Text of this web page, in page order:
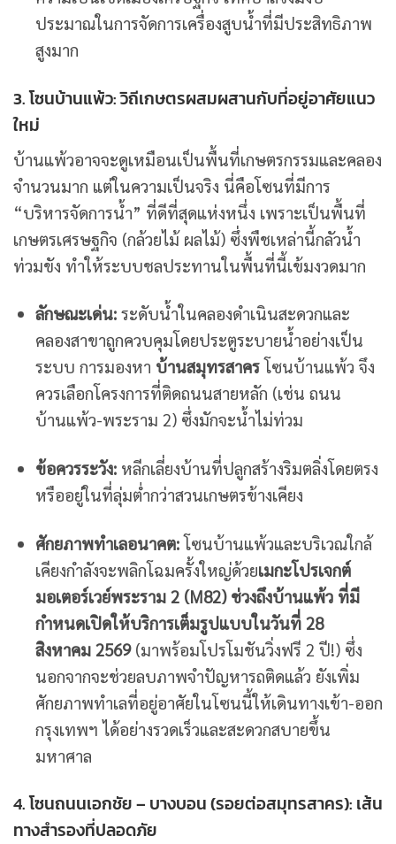
ประมาณในการจัดการเครื่องสูบน้ำที่มีประสิทธิภาพ
สูงมาก
3. โซนบ้านแพ้ว: วิถีเกษตรผสมผสานกับที่อยู่อาศัยแนว
ใหม่
บ้านแพ้วอาจจะดูเหมือนเป็นพื้นที่เกษตรกรรมและคลอง
จำนวนมาก แต่ในความเป็นจริง นี่คือโซนที่มีการ
“บริหารจัดการน้ำ” ที่ดีที่สุดแห่งหนึ่ง เพราะเป็นพื้นที่
เกษตรเศรษฐกิจ (กล้วยไม้ ผลไม้) ซึ่งพืชเหล่านี้กลัวน้ำ
ท่วมขัง ทำให้ระบบชลประทานในพื้นที่นี้เข้มงวดมาก
ลักษณะเด่น:ระดับน้ำในคลองดำเนินสะดวกและ
คลองสาขาถูกควบคุมโดยประตูระบายน้ำอย่างเป็น
ระบบ การมองหา บ้านสมุทรสาครโซนบ้านแพ้ว จึง
ควรเลือกโครงการที่ติดถนนสายหลัก (เช่น ถนน
บ้านแพ้ว-พระราม 2) ซึ่งมักจะน้ำไม่ท่วม
ข้อควรระวัง:หลีกเลี่ยงบ้านที่ปลูกสร้างริมตลิ่งโดยตรง
หรืออยู่ในที่ลุ่มต่ำกว่าสวนเกษตรข้างเคียง
ศักยภาพทำเลอนาคต:โซนบ้านแพ้วและบริเวณใกล้
เคียงกำลังจะพลิกโฉมครั้งใหญ่ด้วยเมกะโปรเจกต์
มอเตอร์เวย์พระราม 2 (M82) ช่วงถึงบ้านแพ้ว ที่มี
กำหนดเปิดให้บริการเต็มรูปแบบในวันที่ 28
สิงหาคม 2569(มาพร้อมโปรโมชันวิ่งฟรี 2 ปี!) ซึ่ง
นอกจากจะช่วยลบภาพจำปัญหารถติดแล้ว ยังเพิ่ม
ศักยภาพทำเลที่อยู่อาศัยในโซนนี้ให้เดินทางเข้า-ออก
กรุงเทพฯ ได้อย่างรวดเร็วและสะดวกสบายขึ้น
มหาศาล
4. โซนถนนเอกชัย – บางบอน (รอยต่อสมุทรสาคร): เส้น
ทางสำรองที่ปลอดภัย